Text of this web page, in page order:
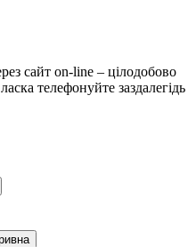
сайт on-line – цілодобово
телефонуйте заздалегідь